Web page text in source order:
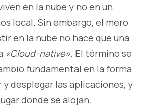
en la nube y no en un
local. Sin embargo, el mero
en la nube no hace que una
«Cloud-native». El término se
fundamental en la forma
desplegar las aplicaciones, y
donde se alojan.